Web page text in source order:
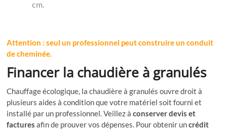
cm.
Attention : seul un professionnel peut construire un conduit
de cheminée.
Financer la chaudière à granulés
Chauffage écologique, la chaudière à granulés ouvre droit à
plusieurs aides à condition que votre matériel soit fourni et
installé par un professionnel. Veillez àconserver devis et
factures afin de prouver vos dépenses. Pour obtenir uncrédit